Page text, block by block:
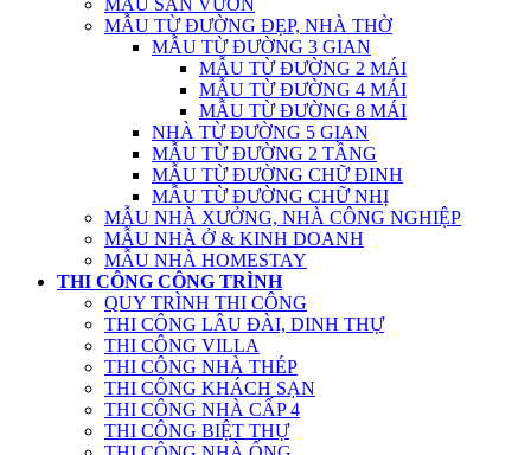
MẪU SÂN VƯỜN
MẪU TỪ ĐƯỜNG ĐẸP, NHÀ THỜ
MẪU TỪ ĐƯỜNG 3 GIAN
MẪU TỪ ĐƯỜNG 2 MÁI
MẪU TỪ ĐƯỜNG 4 MÁI
MẪU TỪ ĐƯỜNG 8 MÁI
NHÀ TỪ ĐƯỜNG 5 GIAN
MẪU TỪ ĐƯỜNG 2 TẦNG
MẪU TỪ ĐƯỜNG CHỮ ĐINH
MẪU TỪ ĐƯỜNG CHỮ NHỊ
MẪU NHÀ XƯỞNG, NHÀ CÔNG NGHIỆP
MẪU NHÀ Ở & KINH DOANH
MẪU NHÀ HOMESTAY
THI CÔNG CÔNG TRÌNH
QUY TRÌNH THI CÔNG
THI CÔNG LÂU ĐÀI, DINH THỰ
THI CÔNG VILLA
THI CÔNG NHÀ THÉP
THI CÔNG KHÁCH SẠN
THI CÔNG NHÀ CẤP 4
THI CÔNG BIỆT THỰ